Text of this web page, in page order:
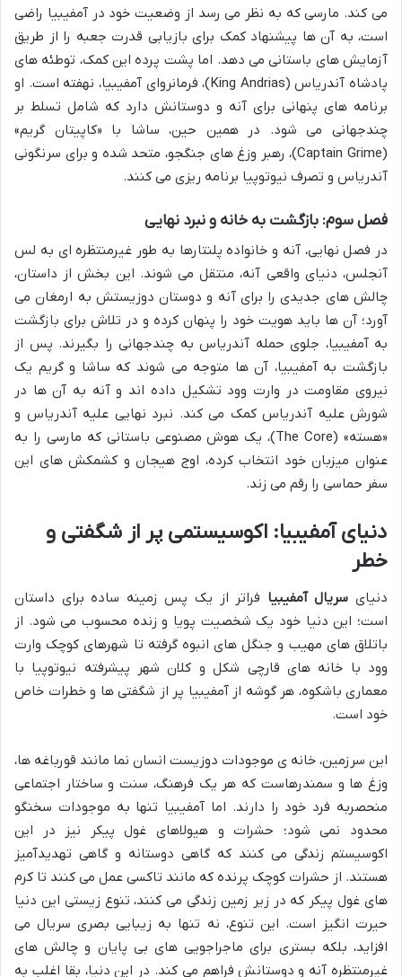
می کند. مارسی که به نظر می رسد از وضعیت خود در آمفیبیا راضی
است، به آن ها پیشنهاد کمک برای بازیابی قدرت جعبه را از طریق
آزمایش های باستانی می دهد. اما پشت پرده این کمک، توطئه های
پادشاه آندریاس (King Andrias)، فرمانروای آمفیبیا، نهفته است. او
برنامه های پنهانی برای آنه و دوستانش دارد که شامل تسلط بر
چندجهانی می شود. در همین حین، ساشا با «کاپیتان گریم»
(Captain Grime)، رهبر وزغ های جنگجو، متحد شده و برای سرنگونی
آندریاس و تصرف نیوتوپیا برنامه ریزی می کنند.
فصل سوم: بازگشت به خانه و نبرد نهایی
در فصل نهایی، آنه و خانواده پلنتارها به طور غیرمنتظره ای به لس
آنجلس، دنیای واقعی آنه، منتقل می شوند. این بخش از داستان،
چالش های جدیدی را برای آنه و دوستان دوزیستش به ارمغان می
آورد؛ آن ها باید هویت خود را پنهان کرده و در تلاش برای بازگشت
به آمفیبیا، جلوی حمله آندریاس به چندجهانی را بگیرند. پس از
بازگشت به آمفیبیا، آن ها متوجه می شوند که ساشا و گریم یک
نیروی مقاومت در وارت وود تشکیل داده اند و آنه به آن ها در
شورش علیه آندریاس کمک می کند. نبرد نهایی علیه آندریاس و
«هسته» (The Core)، یک هوش مصنوعی باستانی که مارسی را به
عنوان میزبان خود انتخاب کرده، اوج هیجان و کشمکش های این
سفر حماسی را رقم می زند.
دنیای آمفیبیا: اکوسیستمی پر از شگفتی و
خطر
دنیای سریال آمفیبیا فراتر از یک پس زمینه ساده برای داستان
است؛ این دنیا خود یک شخصیت پویا و زنده محسوب می شود. از
باتلاق های مهیب و جنگل های انبوه گرفته تا شهرهای کوچک وارت
وود با خانه های قارچی شکل و کلان شهر پیشرفته نیوتوپیا با
معماری باشکوه، هر گوشه از آمفیبیا پر از شگفتی ها و خطرات خاص
خود است.
این سرزمین، خانه ی موجودات دوزیست انسان نما مانند قورباغه ها،
وزغ ها و سمندرهاست که هر یک فرهنگ، سنت و ساختار اجتماعی
منحصربه فرد خود را دارند. اما آمفیبیا تنها به موجودات سخنگو
محدود نمی شود؛ حشرات و هیولاهای غول پیکر نیز در این
اکوسیستم زندگی می کنند که گاهی دوستانه و گاهی تهدیدآمیز
هستند. از حشرات کوچک پرنده که مانند تاکسی عمل می کنند تا کرم
های غول پیکر که در زیر زمین زندگی می کنند، تنوع زیستی این دنیا
حیرت انگیز است. این تنوع، نه تنها به زیبایی بصری سریال می
افزاید، بلکه بستری برای ماجراجویی های بی پایان و چالش های
غیرمنتظره آنه و دوستانش فراهم می کند. در این دنیا، بقا اغلب به